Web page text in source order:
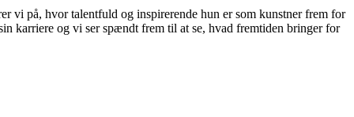
vi på, hvor talentfuld og inspirerende hun er som kunstner frem for
karriere og vi ser spændt frem til at se, hvad fremtiden bringer for